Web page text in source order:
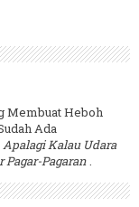
Membuat Heboh
Ada
Kalau Udara
Pagar-Pagaran.